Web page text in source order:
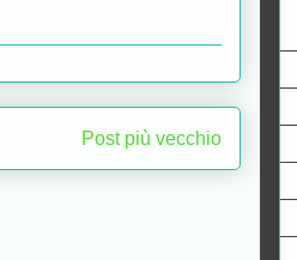
Post più vecchio